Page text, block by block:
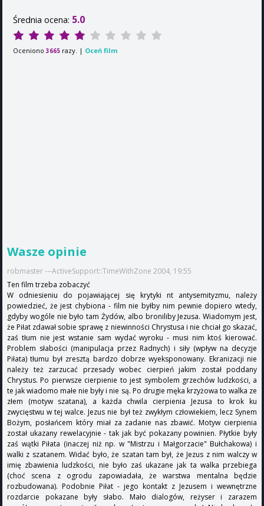
Średnia ocena: 5.0
Oceniono 3665 razy. | Oceń film
Wasze opinie
robmaster ---ActiveSupport::TimeWithZone 2004, 19:55
Ten film trzeba zobaczyć
W odniesieniu do pojawiającej się krytyki nt antysemityzmu, należy
powiedzieć, że jest chybiona - film nie byłby nim pewnie dopiero wtedy,
gdyby wogóle nie było tam Żydów, albo broniliby Jezusa. Wiadomym jest,
że Piłat zdawał sobie sprawę z niewinności Chrystusa i nie chciał go skazać,
zaś tłum nie jest wstanie sam wydać wyroku - musi nim ktoś kierować.
Problem słabości (manipulacja przez Radnych) i siły (wpływ na decyzje
Piłata) tłumu był zresztą bardzo dobrze wyeksponowany. Ekranizacji nie
należy też zarzucać przesady wobec cierpień jakim został poddany
Chrystus. Po pierwsze cierpienie to jest symbolem grzechów ludzkości, a
te jak wiadomo małe nie były i nie są. Po drugie męka krzyżowa to walka ze
złem (motyw szatana), a każda chwila cierpienia Jezusa to krok ku
zwycięstwu w tej walce. Jezus nie był też zwykłym człowiekiem, lecz Synem
Bożym, posłańcem który miał za zadanie nas zbawić. Motyw cierpienia
został ukazany rewelacyjnie - tak jak być pokazany powinien. Płytkie były
zaś wątki Piłata (inaczej niż np. w "Mistrzu i Małgorzacie" Bułchakowa) i
walki z szatanem. Widać było, że szatan tam był, że Jezus z nim walczy w
imię zbawienia ludzkości, nie było zaś ukazane jak ta walka przebiega
(choć scena z ogrodu zapowiadała, że warstwa mentalna będzie
rozbudowana). Podobnie Piłat - jego kontakt z Jezusem i wewnętrzne
rozdarcie pokazane były słabo. Mało dialogów, reżyser i zarazem